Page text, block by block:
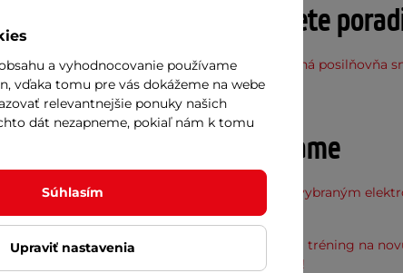
nohách. Vďaka
bez námahy
na ventila využiť
je, že sa do
klasike, môžete
dych aj čas, aby
Potrebujete
Vaša dostupná posilňovňa
požičovňu
Odporúčame
Cashback k vybraným
ďalší nákup.
Posuňte svoj tréning na
inSPORTline!
a vyhodnocovanie používame
vďaka tomu pre vás dokážeme na webe
relevantnejšie ponuky našich
dát nezapneme, pokiaľ nám k tomu
Súhlasím
Upraviť nastavenia